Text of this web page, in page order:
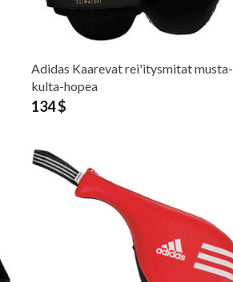
Adidas Kaarevat rei'itysmitat musta-
kulta-hopea
134 $